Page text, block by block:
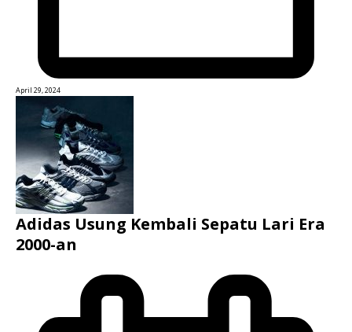
April 29, 2024
Adidas Usung Kembali Sepatu Lari Era
2000-an